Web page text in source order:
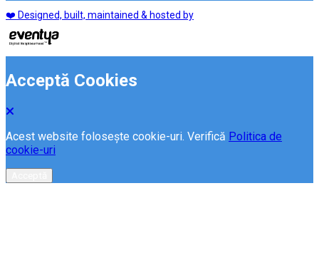
❤️ Designed, built, maintained & hosted by
Acceptă Cookies
Acest website folosește cookie-uri. Verifică Politica de
cookie-uri